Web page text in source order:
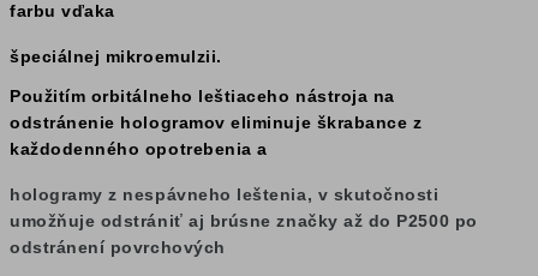
farbu vďaka
špeciálnej mikroemulzii.
Použitím orbitálneho leštiaceho nástroja na
odstránenie hologramov eliminuje škrabance z
každodenného opotrebenia a
hologramy z nespávneho leštenia, v skutočnosti
umožňuje odstrániť aj brúsne značky až do P2500 po
odstránení povrchových